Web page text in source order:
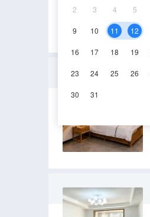
2 3 4 5
9 10 11 12
16 17 18 19
23 24 25 26
30 31